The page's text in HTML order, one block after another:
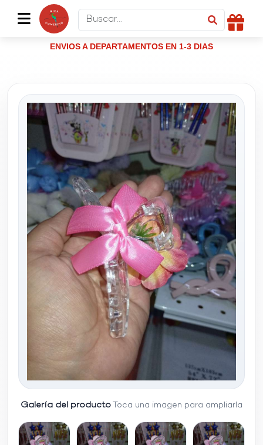
ENVIOS A DEPARTAMENTOS EN 1-3 DIAS
Galería del producto Toca una imagen para ampliarla